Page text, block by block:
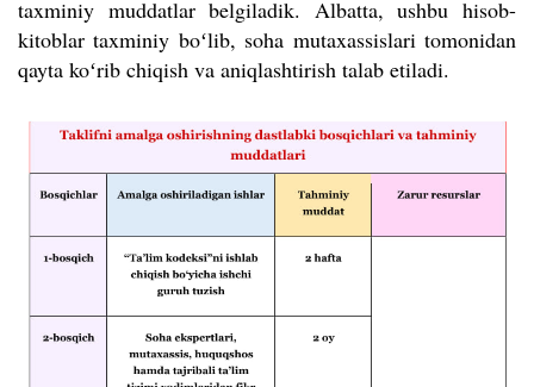
taxminiy muddatlar belgiladik. Albatta, ushbu hisob-
kitoblar taxminiy boʻlib, soha mutaxassislari tomonidan
qayta koʻrib chiqish va aniqlashtirish talab etiladi.